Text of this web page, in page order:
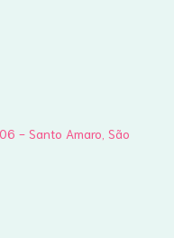
- Santo Amaro, São